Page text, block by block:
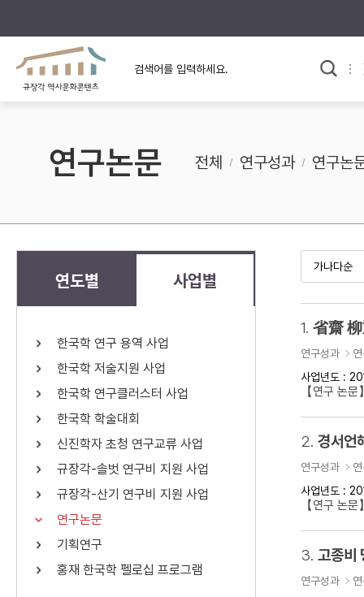
규장각의 어제와 오늘
규장각 소개영상
사료와 문학으로 본
고대
조선 후기
근대
검색 연산자 사용안내
연산자
AND
OR 정조 OR 정약용 “정조” 또는 “
료를 검색
연구논문 전체 연구성과 연구논
연도별 사업별
한국학 연구 용역 사업
한국학 저술지원 사업
한국학 연구클러스터 사업
한국학 학술대회
신진학자 초청 연구교류 사업
규장각-솔벗 연구비 지원 사업
규장각-산기 연구비 지원 사업
연구논문
기획연구
홍재 한국학 펠로십 프로그램
1. 省齋
연구성과
사업년도 :
【연구 논
2. 경서언
연구성과
사업년도 :
【연구 논
3. 고종비
연구성과